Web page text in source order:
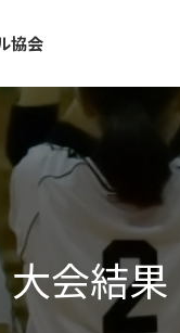
協会
大会結果